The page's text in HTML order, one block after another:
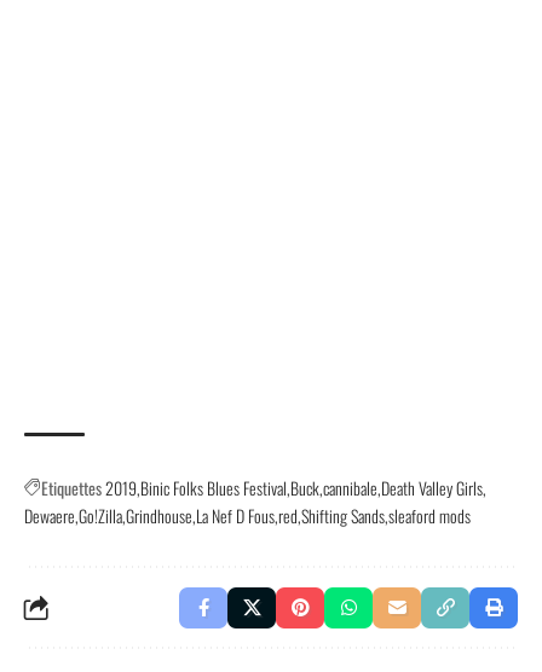
Etiquettes2019Binic Folks Blues Festival Buckcannibale Death Valley Girls
DewaereGo!ZillaGrindhouse La Nef D FousredShifting Sandssleaford mods